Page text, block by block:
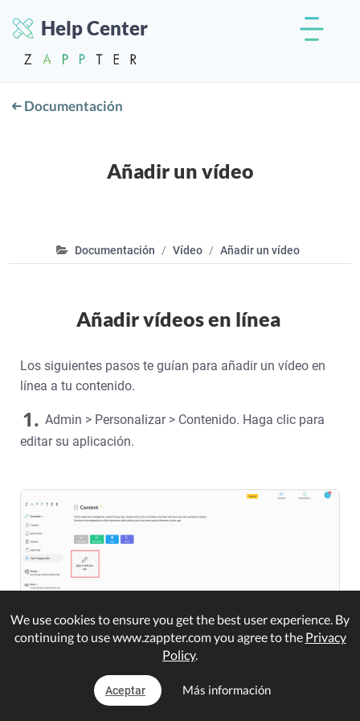
Help Center
Documentación
Añadir un vídeo
Documentación Vídeo Añadir un vídeo
Añadir vídeos en línea
Los siguientes pasos te guían para añadir un vídeo en
línea a tu contenido.
1. Admin > Personalizar > Contenido. Haga clic para
editar su aplicación.
We use cookies to ensure you get the best user experience. By
continuing to use www.zappter.com you agree to the Privacy
Policy.
Aceptar Más información